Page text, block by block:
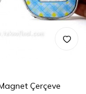
Çerçeve